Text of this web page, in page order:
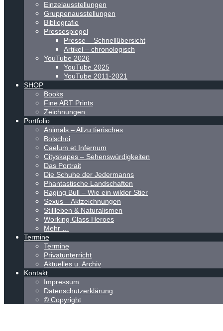
Einzelausstellungen
Gruppenausstellungen
Bibliografie
Pressespiegel
Presse – Schnellübersicht
Artikel – chronologisch
YouTube 2026
YouTube 2025
YouTube 2011-2021
SHOP
Books
Fine ART Prints
Zeichnungen
Portfolio
Animals – Allzu tierisches
Bolschoi
Caelum et Infernum
Cityskapes – Sehenswürdigkeiten
Das Portrait
Die Schuhe der Jedermanns
Phantastische Landschaften
Raging Bull – Wie ein wilder Stier
Sexus – Aktzeichnungen
Stillleben & Naturalismen
Working Class Heroes
Mehr …
Termine
Termine
Privatunterricht
Aktuelles u. Archiv
Kontakt
Impressum
Datenschutzerklärung
© Copyright